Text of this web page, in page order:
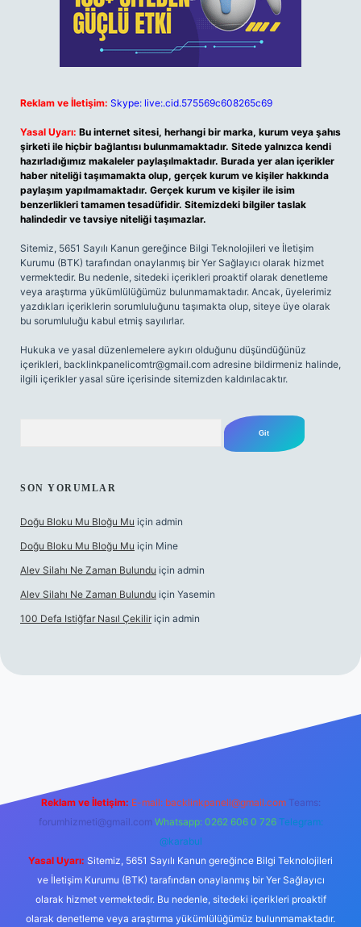
Reklam ve İletişim: Skype: live:.cid.575569c608265c69
Yasal Uyarı: Bu internet sitesi, herhangi bir marka, kurum veya şahıs
şirketi ile hiçbir bağlantısı bulunmamaktadır. Sitede yalnızca kendi
hazırladığımız makaleler paylaşılmaktadır. Burada yer alan içerikler
haber niteliği taşımamakta olup, gerçek kurum ve kişiler hakkında
paylaşım yapılmamaktadır. Gerçek kurum ve kişiler ile isim
benzerlikleri tamamen tesadüfidir. Sitemizdeki bilgiler taslak
halindedir ve tavsiye niteliği taşımazlar.
Sitemiz, 5651 Sayılı Kanun gereğince Bilgi Teknolojileri ve İletişim
Kurumu (BTK) tarafından onaylanmış bir Yer Sağlayıcı olarak hizmet
vermektedir. Bu nedenle, sitedeki içerikleri proaktif olarak denetleme
veya araştırma yükümlülüğümüz bulunmamaktadır. Ancak, üyelerimiz
yazdıkları içeriklerin sorumluluğunu taşımakta olup, siteye üye olarak
bu sorumluluğu kabul etmiş sayılırlar.
Hukuka ve yasal düzenlemelere aykırı olduğunu düşündüğünüz
içerikleri, backlinkpanelicomtr@gmail.com adresine bildirmeniz halinde,
ilgili içerikler yasal süre içerisinde sitemizden kaldırılacaktır.
SON YORUMLAR
Doğu Bloku Mu Bloğu Mu için admin
Doğu Bloku Mu Bloğu Mu için Mine
Alev Silahı Ne Zaman Bulundu için admin
Alev Silahı Ne Zaman Bulundu için Yasemin
100 Defa Istiğfar Nasıl Çekilir için admin
Reklam ve İletişim: E-mail: backlinkpaneli@gmail.com Teams:
forumhizmeti@gmail.com Whatsapp: 0262 606 0 726 Telegram:
@karabul
Yasal Uyarı: Sitemiz, 5651 Sayılı Kanun gereğince Bilgi Teknolojileri
ve İletişim Kurumu (BTK) tarafından onaylanmış bir Yer Sağlayıcı
olarak hizmet vermektedir. Bu nedenle, sitedeki içerikleri proaktif
olarak denetleme veya araştırma yükümlülüğümüz bulunmamaktadır.